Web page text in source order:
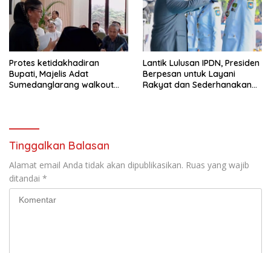
Protes ketidakhadiran
Bupati, Majelis Adat
Sumedanglarang walkout
Lantik Lulusan IPDN, Presiden
Berpesan untuk Layani
Rakyat dan Sederhanakan
Tinggalkan Balasan
Alamat email Anda tidak akan dipublikasikan. Ruas yang wajib
ditandai *